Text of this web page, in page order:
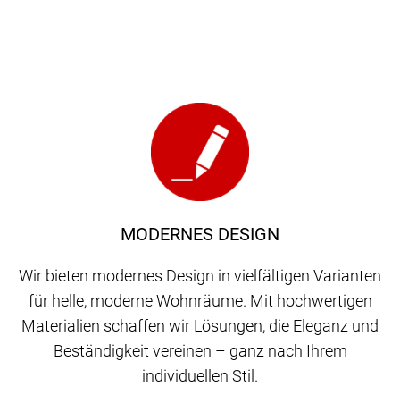
MODERNES DESIGN
Wir bieten modernes Design in vielfältigen Varianten
für helle, moderne Wohnräume. Mit hochwertigen
Materialien schaffen wir Lösungen, die Eleganz und
Beständigkeit vereinen – ganz nach Ihrem
individuellen Stil.